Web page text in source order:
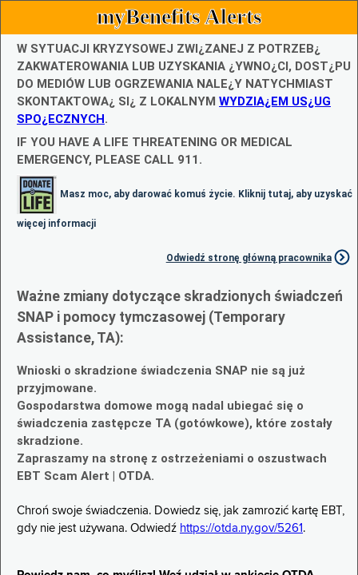
myBenefits Alerts
W SYTUACJI KRYZYSOWEJ ZWI¿ZANEJ Z POTRZEB¿
ZAKWATEROWANIA LUB UZYSKANIA ¿YWNO¿CI, DOST¿PU
DO MEDIÓW LUB OGRZEWANIA NALE¿Y NATYCHMIAST
SKONTAKTOWA¿ SI¿ Z LOKALNYM WYDZIA¿EM US¿UG
SPO¿ECZNYCH.
IF YOU HAVE A LIFE THREATENING OR MEDICAL
EMERGENCY, PLEASE CALL 911.
Masz moc, aby darować komuś życie. Kliknij tutaj, aby uzyskać
więcej informacji
Odwiedź stronę główną pracownika
Ważne zmiany dotyczące skradzionych świadczeń
SNAP i pomocy tymczasowej (Temporary
Assistance, TA):
Wnioski o skradzione świadczenia SNAP nie są już
przyjmowane.
Gospodarstwa domowe mogą nadal ubiegać się o
świadczenia zastępcze TA (gotówkowe), które zostały
skradzione.
Zapraszamy na stronę z ostrzeżeniami o oszustwach
EBT Scam Alert | OTDA.
Chroń swoje świadczenia. Dowiedz się, jak zamrozić kartę EBT,
gdy nie jest używana. Odwiedź https://otda.ny.gov/5261 .